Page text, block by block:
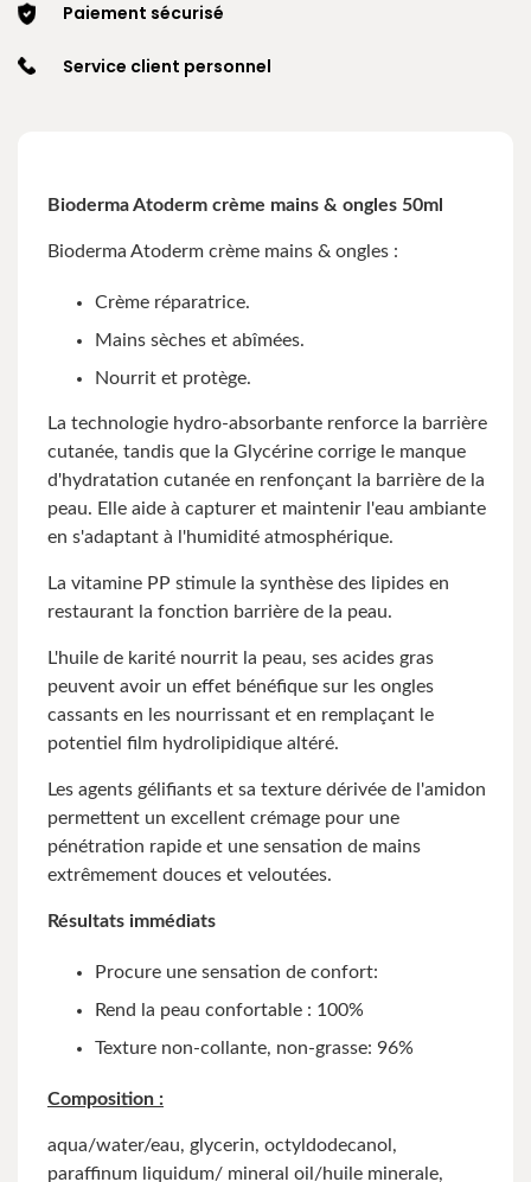
Paiement sécurisé
Service client personnel
Bioderma Atoderm crème mains & ongles 50ml
Bioderma Atoderm crème mains & ongles :
Crème réparatrice.
Mains sèches et abîmées.
Nourrit et protège.
La technologie hydro-absorbante renforce la barrière
cutanée, tandis que la Glycérine corrige le manque
d'hydratation cutanée en renfonçant la barrière de la
peau. Elle aide à capturer et maintenir l'eau ambiante
en s'adaptant à l'humidité atmosphérique.
La vitamine PP stimule la synthèse des lipides en
restaurant la fonction barrière de la peau.
L'huile de karité nourrit la peau, ses acides gras
peuvent avoir un effet bénéfique sur les ongles
cassants en les nourrissant et en remplaçant le
potentiel film hydrolipidique altéré.
Les agents gélifiants et sa texture dérivée de l'amidon
permettent un excellent crémage pour une
pénétration rapide et une sensation de mains
extrêmement douces et veloutées.
Résultats immédiats
Procure une sensation de confort:
Rend la peau confortable : 100%
Texture non-collante, non-grasse: 96%
Composition :
aqua/water/eau, glycerin, octyldodecanol,
paraffinum liquidum/ mineral oil/huile minerale,